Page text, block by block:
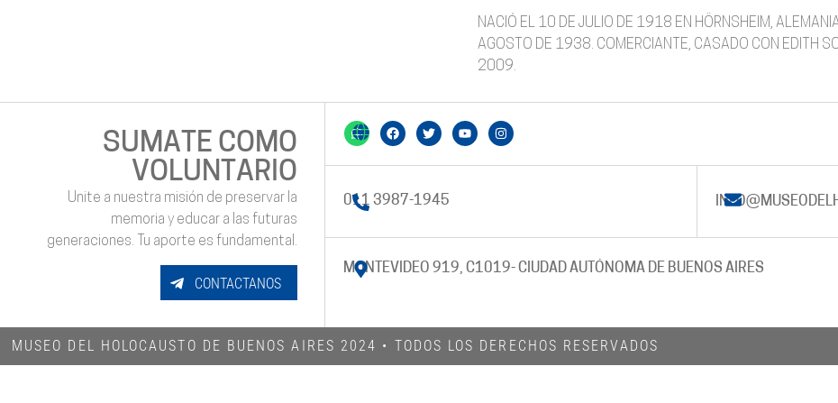
NACIÓ EL 10 DE JULIO DE 1918 EN HÖRNSHEIM,
AGOSTO DE 1938. COMERCIANTE, CASADO CON EDITH
2009.
SUMATE COMO
VOLUNTARIO
Unite a nuestra misión de preservar la
memoria y educar a las futuras
generaciones. Tu aporte es fundamental.
CONTACTANOS
011 3987-1945
MONTEVIDEO 919, C1019- CIUDAD AUTÓNOMA DE BUENOS AIRES
MUSEO DEL HOLOCAUSTO DE BUENOS AIRES 2024​ • TODOS LOS DERECHOS RESERVADOS